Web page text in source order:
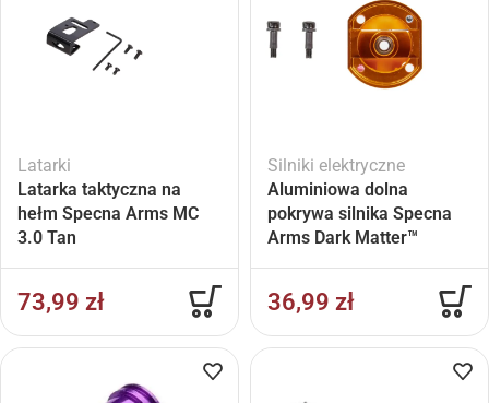
Latarki
Latarka taktyczna na
hełm Specna Arms MC
3.0 Tan
73,99 zł
Silniki elektryczne
Aluminiowa dolna
pokrywa silnika Specna
Arms Dark Matter™
36,99 zł